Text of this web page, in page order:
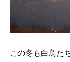
この冬も白鳥た